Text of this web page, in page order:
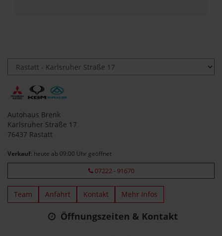
Autohaus Brenk
Karlsruher Straße 17
76437 Rastatt
Verkauf: heute ab 09:00 Uhr geöffnet
07222 - 91670
Team Anfahrt Kontakt Mehr Infos
Öffnungszeiten & Kontakt